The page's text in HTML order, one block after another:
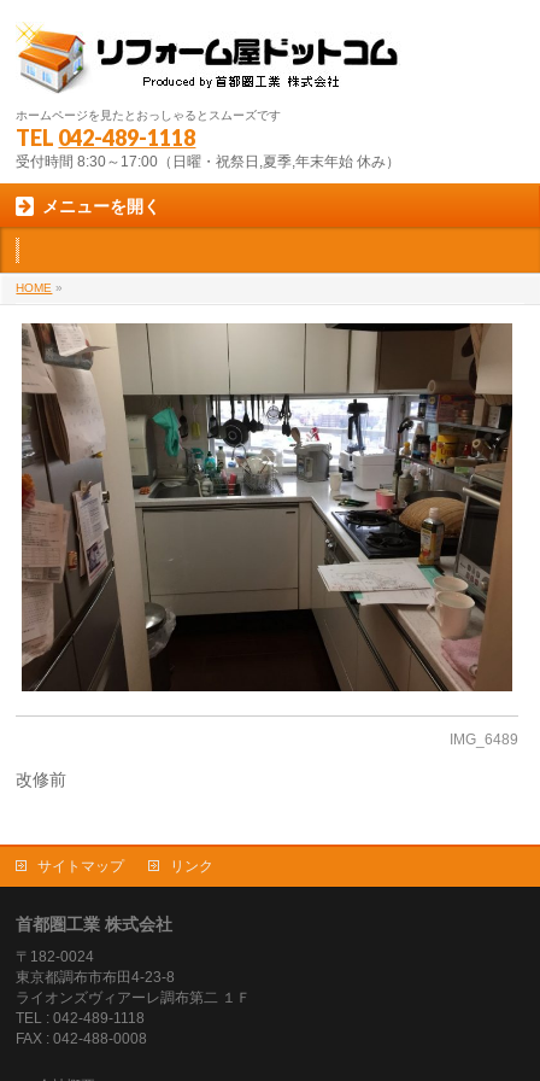
ホームページを見たとおっしゃるとスムーズです
TEL 042-489-1118
受付時間 8:30～17:00（日曜・祝祭日,夏季,年末年始 休み）
メニューを開く
HOME »
IMG_6489
改修前
サイトマップ リンク
首都圏工業 株式会社
〒182-0024
東京都調布市布田4-23-8
ライオンズヴィアーレ調布第二 １Ｆ
TEL : 042-489-1118
FAX : 042-488-0008